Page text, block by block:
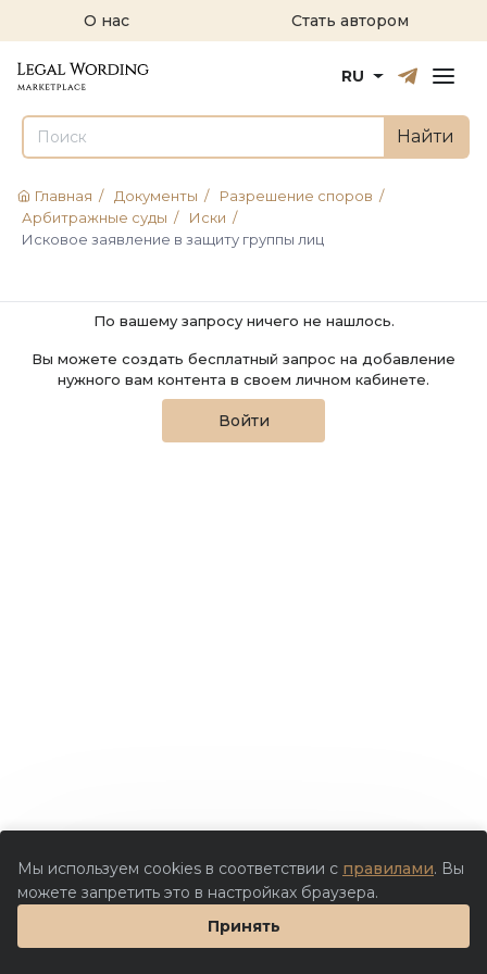
О нас Стать автором
РусскийEnglish
RU
Найти
Главная / Документы / Разрешение споров /
Арбитражные суды / Иски /
Исковое заявление в защиту группы лиц
По вашему запросу ничего не нашлось.
Вы можете создать бесплатный запрос на добавление
нужного вам контента в своем личном кабинете.
Войти
Мы используем cookies в соответствии с правилами. Вы
можете запретить это в настройках браузера.
Принять